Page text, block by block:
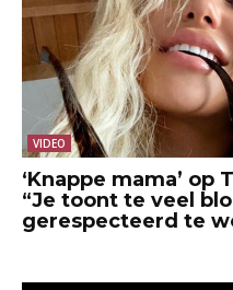
VIDEO
‘Knappe mama’
“Je toont te veel
gerespecteerd te